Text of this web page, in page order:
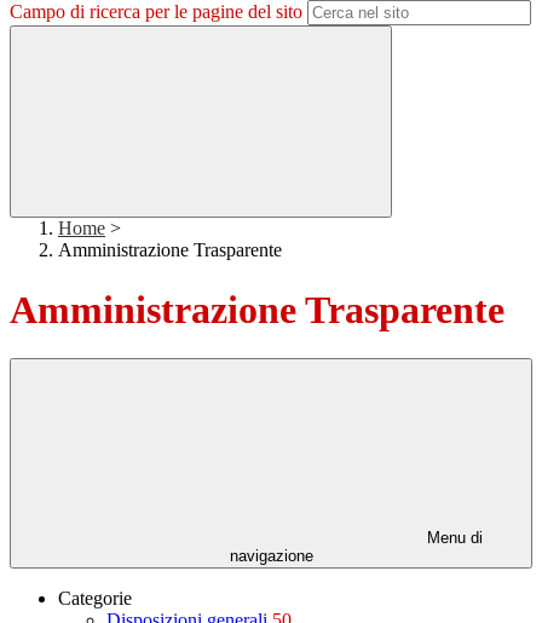
Campo di ricerca per le pagine del sito
Home >
Amministrazione Trasparente
Amministrazione Trasparente
Menu di
navigazione
Categorie